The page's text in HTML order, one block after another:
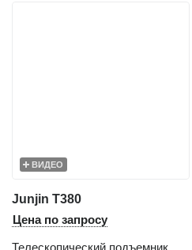
ВИДЕО
Junjin T380
Цена по запросу